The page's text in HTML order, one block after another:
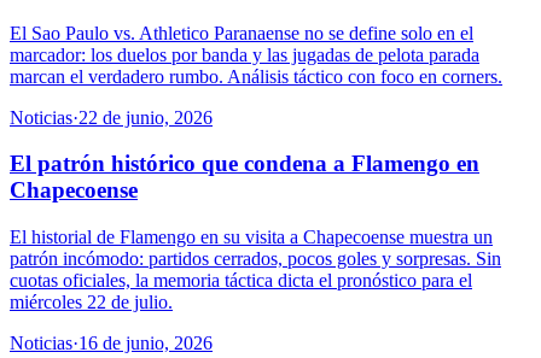
El Sao Paulo vs. Athletico Paranaense no se define solo en el
marcador: los duelos por banda y las jugadas de pelota parada
marcan el verdadero rumbo. Análisis táctico con foco en corners.
Noticias·22 de junio, 2026
El patrón histórico que condena a Flamengo en
Chapecoense
El historial de Flamengo en su visita a Chapecoense muestra un
patrón incómodo: partidos cerrados, pocos goles y sorpresas. Sin
cuotas oficiales, la memoria táctica dicta el pronóstico para el
miércoles 22 de julio.
Noticias·16 de junio, 2026